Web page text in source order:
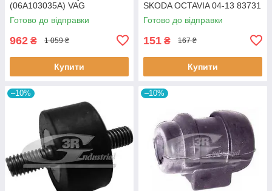
(06A103035A) VAG
06A103035A VAG
Готово до відправки
962 ₴ 1 059 ₴
Купити
SKODA OCTAVIA 04-13 83731
3RG
Готово до відправки
151 ₴ 167 ₴
Купити
–10% –10%